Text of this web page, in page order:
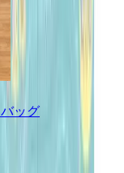
ッグ